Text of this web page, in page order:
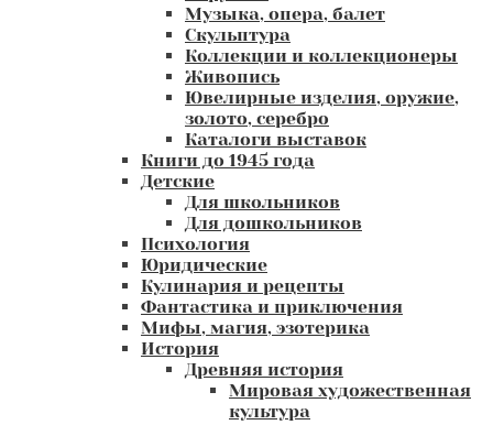
Музыка, опера, балет
Скульптура
Коллекции и коллекционеры
Живопись
Ювелирные изделия, оружие,
золото, серебро
Каталоги выставок
Книги до 1945 года
Детские
Для школьников
Для дошкольников
Психология
Юридические
Кулинария и рецепты
Фантастика и приключения
Мифы, магия, эзотерика
История
Древняя история
Мировая художественная
культура